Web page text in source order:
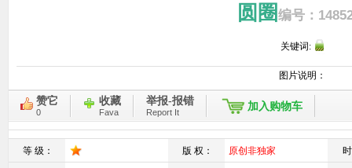
圆圈 编号：
关键词:
图片说明：
赞它
0
收藏
Fava
举报-报错
Report It 加入购物车
等 级： 版 权： 原创非独家